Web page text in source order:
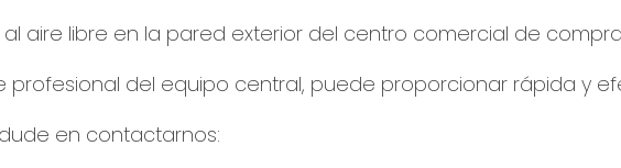
profesional del equipo central, puede proporcionar rápida y
en contactarnos: